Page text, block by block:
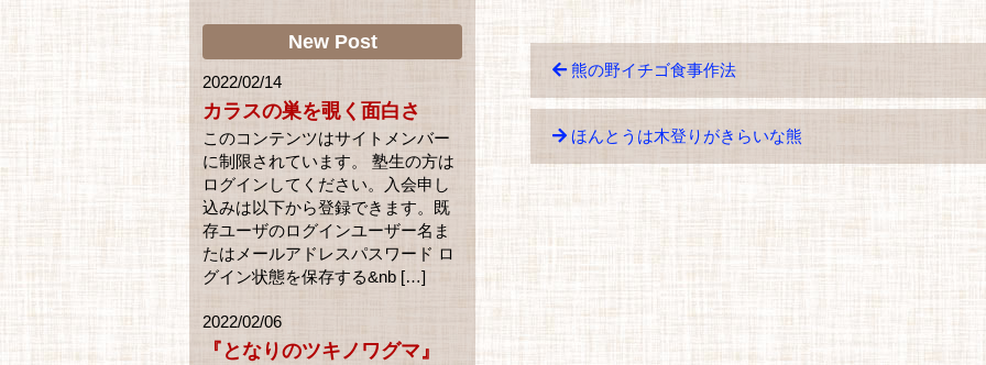
熊の野イチゴ食事作法
ほんとうは木登りがきらいな熊
New Post
2022/02/14
カラスの巣を覗く面白さ
このコンテンツはサイトメンバー
に制限されています。 塾生の方は
ログインしてください。入会申し
込みは以下から登録できます。既
存ユーザのログインユーザー名ま
たはメールアドレスパスワード ロ
グイン状態を保存する&nb […]
2022/02/06
『となりのツキノワグマ』